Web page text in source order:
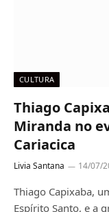
CULTURA
Thiago
Miranda no
Cariacica
Livia Santana 14/07/
Thiago Capixaba,
Espírito Santo, e a